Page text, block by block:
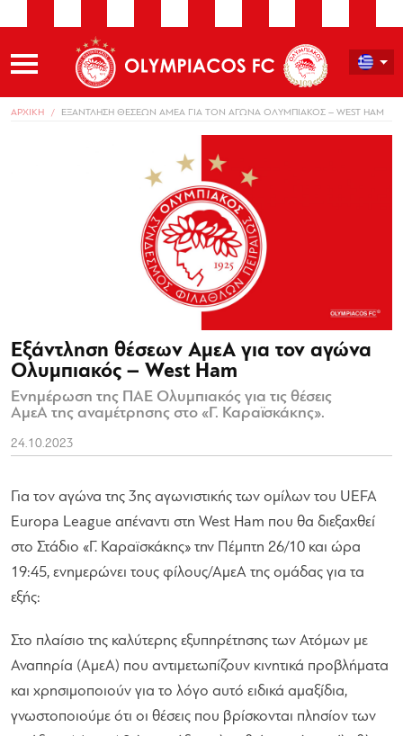
ΑΡΧΙΚΗ ΕΞΑΝΤΛΗΣΗ ΘΕΣΕΩΝ ΑΜΕΑ ΓΙΑ ΤΟΝ ΑΓΩΝΑ ΟΛΥΜΠΙΑΚΟΣ – WEST HAM
Εξάντληση θέσεων ΑμεΑ για τον αγώνα
Ολυμπιακός – West Ham
Ενημέρωση της ΠΑΕ Ολυμπιακός για τις θέσεις
ΑμεΑ της αναμέτρησης στο «Γ. Καραϊσκάκης».
24.10.2023
Για τον αγώνα της 3ης αγωνιστικής των ομίλων του UEFA
Europa League απέναντι στη West Ham που θα διεξαχθεί
στο Στάδιο «Γ. Καραϊσκάκης» την Πέμπτη 26/10 και ώρα
19:45, ενημερώνει τους φίλους/AμεA της ομάδας για τα
εξής:
Στο πλαίσιο της καλύτερης εξυπηρέτησης των Ατόμων με
Αναπηρία (ΑμεΑ) που αντιμετωπίζουν κινητικά προβλήματα
και χρησιμοποιούν για το λόγο αυτό ειδικά αμαξίδια,
γνωστοποιούμε ότι οι θέσεις που βρίσκονται πλησίον των